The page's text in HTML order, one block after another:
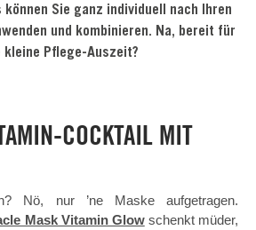
können Sie ganz individuell nach Ihren
und kombinieren. Na, bereit für
kleine Pflege-Auszeit?
COCKTAIL MIT
Nö, nur ’ne Maske aufgetragen.
Mask Vitamin Glowschenkt müder,